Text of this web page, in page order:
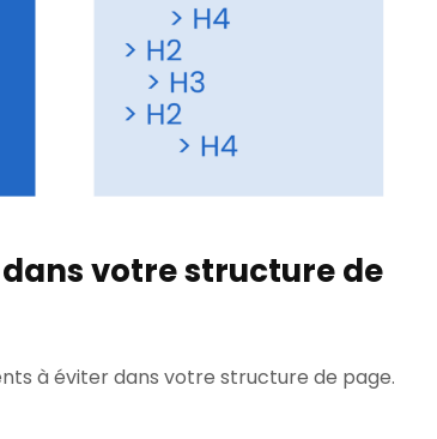
dans votre structure de
à éviter dans votre structure de page.